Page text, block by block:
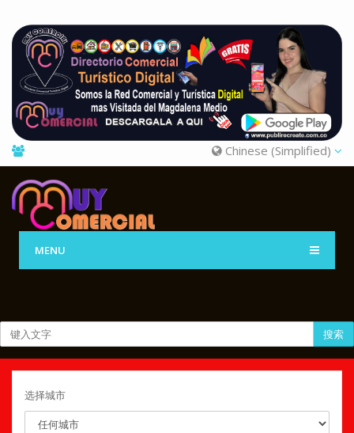
Chinese (Simplified)
MENU
搜索
选择城市